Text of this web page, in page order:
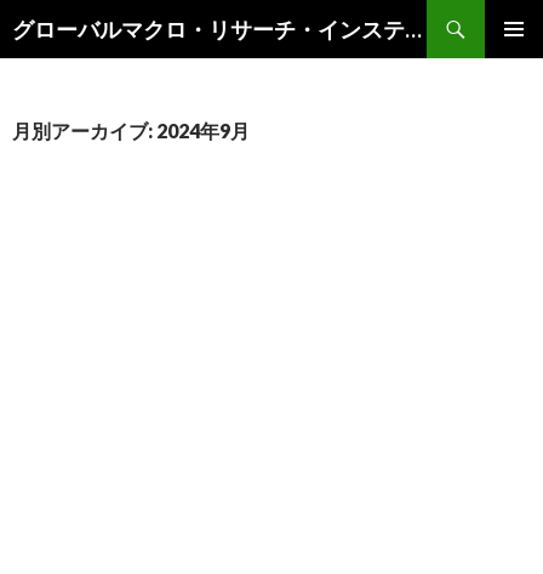
グローバルマクロ・リサーチ・インスティテュート
索
ン
月別アーカイブ: 2024年9月